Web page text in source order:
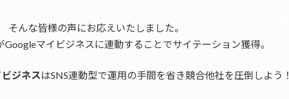
そんな皆様の声にお応えいたしました。
Googleマイビジネスに連動することでサイテーション獲得。
ジネスはSNS連動型で運用の手間を省き競合他社を圧倒しよう！